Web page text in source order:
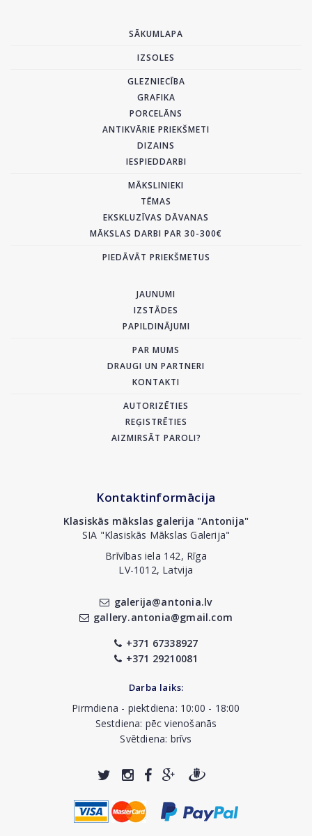
SĀKUMLAPA
IZSOLES
GLEZNIECĪBA
GRAFIKA
PORCELĀNS
ANTIKVĀRIE PRIEKŠMETI
DIZAINS
IESPIEDDARBI
MĀKSLINIEKI
TĒMAS
EKSKLUZĪVAS DĀVANAS
MĀKSLAS DARBI PAR 30-300€
PIEDĀVĀT PRIEKŠMETUS
JAUNUMI
IZSTĀDES
PAPILDINĀJUMI
PAR MUMS
DRAUGI UN PARTNERI
KONTAKTI
AUTORIZĒTIES
REĢISTRĒTIES
AIZMIRSĀT PAROLI?
Kontaktinformācija
Klasiskās mākslas galerija "Antonija"
SIA "Klasiskās Mākslas Galerija"
Brīvības iela 142, Rīga
LV-1012, Latvija
galerija@antonia.lv
gallery.antonia@gmail.com
+371 67338927
+371 29210081
Darba laiks:
Pirmdiena - piektdiena: 10:00 - 18:00
Sestdiena: pēc vienošanās
Svētdiena: brīvs